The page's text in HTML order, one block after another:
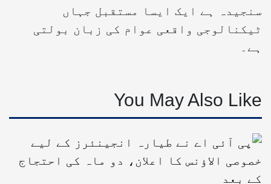
سنجیدہ ہے ایک ایسا مستقبل جہاں
ٹیکنالوجی واقعی عوام کی زبان بولتی
ہے۔
You May Also Like